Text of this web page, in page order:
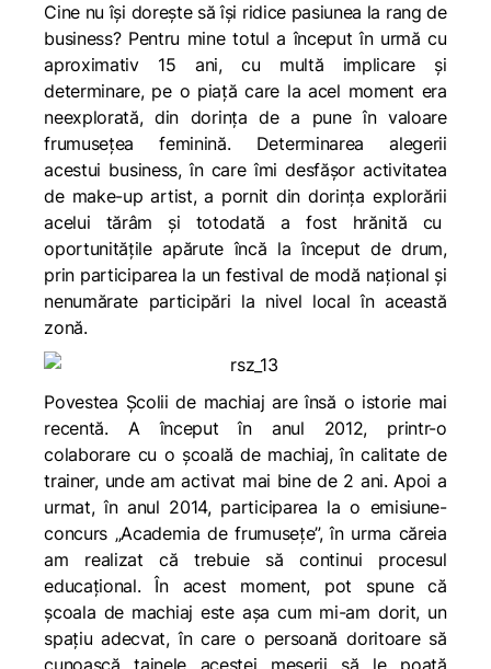
Cine nu își dorește să își ridice pasiunea la rang de
business? Pentru mine totul a început în urmă cu
aproximativ 15 ani, cu multă implicare și
determinare, pe o piață care la acel moment era
neexplorată, din dorința de a pune în valoare
frumusețea feminină.
Determinarea alegerii
acestui business, în care îmi desfășor activitatea
de make-up artist, a pornit din dorința explorării
acelui tărâm și totodată a fost hrănită cu
oportunitățile apărute încă la început de drum,
prin participarea la un festival de modă național și
nenumărate participări la nivel local în această
zonă.
Povestea Școlii de machiaj are însă o istorie mai
recentă. A început în anul 2012, printr-o
colaborare cu o școală de machiaj, în calitate de
trainer, unde am activat mai bine de 2 ani. Apoi a
urmat, în anul 2014, participarea la o emisiune-
concurs „Academia de frumusețe”, în urma căreia
am realizat că trebuie să continui procesul
educațional. În acest moment, pot spune că
școala de machiaj este așa cum mi-am dorit, un
spațiu adecvat, în care o persoană doritoare să
cunoască tainele acestei meserii să le poată